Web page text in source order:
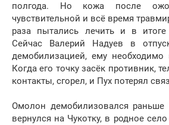
полгода. Но кожа после
чувствительной и всё время
раза пытались лечить и в
Сейчас Валерий Надуев в
демобилизацией, ему необходимо
Когда его точку засёк противник,
контакты, сгорел, и Пух потерял
Омолон демобилизовался раньше
вернулся на Чукотку, в родное